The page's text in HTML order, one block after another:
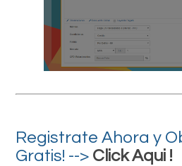
Registrate Ahora y
Gratis! --> Click Aqui !